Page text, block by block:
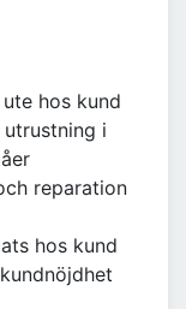
hos kund
i
reparation
hos kund